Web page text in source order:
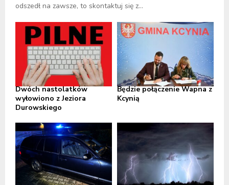
odszedł na zawsze, to skontaktuj się z...
Dwóch nastolatków
wyłowiono z Jeziora
Durowskiego
Będzie połączenie Wapna z
Kcynią